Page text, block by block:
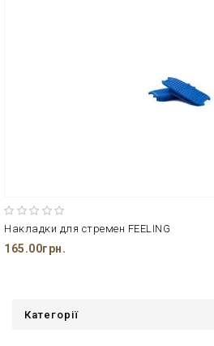
Накладки для стремен FEELING
165.00грн.
Категорії